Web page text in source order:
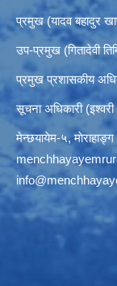
प्रमुख (यादव बहादुर
उप-प्रमुख (गितादेवी
प्रमुख प्रशासकीय
सूचना अधिकारी
मेन्छयायेम-५,